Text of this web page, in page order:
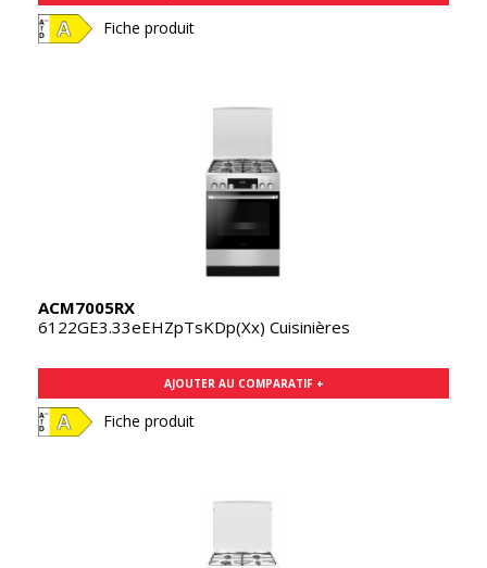
Fiche produit
ACM7005RX
6122GE3.33eEHZpTsKDp(Xx) Cuisinières
AJOUTER AU COMPARATIF +
Fiche produit